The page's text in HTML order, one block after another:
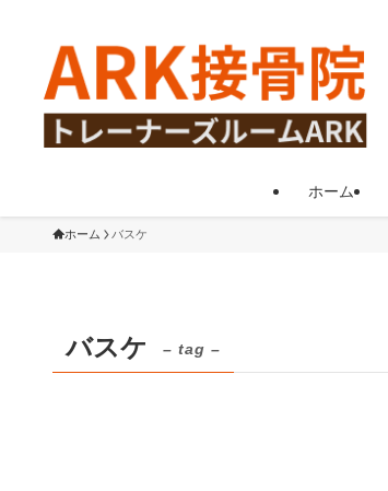
ホーム
ホーム バスケ
バスケ – tag –